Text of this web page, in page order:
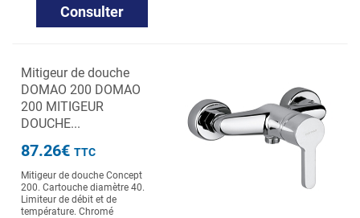
Consulter
Mitigeur de douche
DOMAO 200 DOMAO
200 MITIGEUR
DOUCHE...
87.26€ TTC
Mitigeur de douche Concept
200. Cartouche diamètre 40.
Limiteur de débit et de
température. Chromé